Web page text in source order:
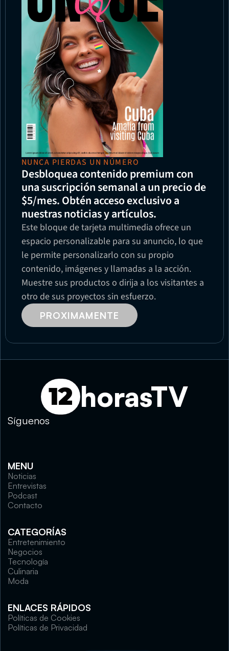
NUNCA PIERDAS UN NÚMERO
Desbloquea contenido premium con
una suscripción semanal a un precio de
$5/mes. Obtén acceso exclusivo a
nuestras noticias y artículos.
Este bloque de tarjeta multimedia ofrece un
espacio personalizable para su anuncio, lo que
le permite personalizarlo con su propio
contenido, imágenes y llamadas a la acción.
Muestre sus productos o dirija a los visitantes a
otro de sus proyectos sin esfuerzo.
PROXIMAMENTE
12 horasTV
Síguenos
MENU
Noticias
Entrevistas
Podcast
Contacto
CATEGORÍAS
Entretenimiento
Negocios
Tecnología
Culinaria
Moda
ENLACES RÁPIDOS
Políticas de Cookies
Políticas de Privacidad